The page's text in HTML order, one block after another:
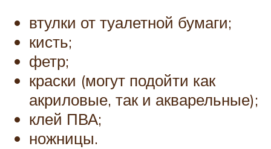
втулки от туалетной бумаги;
кисть;
фетр;
краски (могут подойти как
акриловые, так и акварельные);
клей ПВА;
ножницы.